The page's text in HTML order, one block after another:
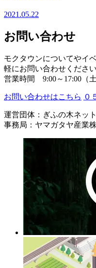
2021.05.22
お問い合わせ
モクタウンについてやイ
軽にお問い合わせください
営業時間 9:00～17:00（
お問い合わせはこちら ０
運営団体：ぎふの木ネッ
事務局：ヤマガタヤ産業